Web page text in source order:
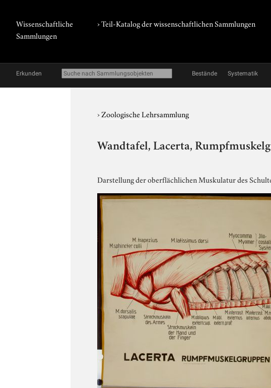
Wissenschaftliche
Sammlungen
› Teil-Katalog der wissenschaftlichen Sammlungen
Erkunden Bestände Systematik
›Zoologische Lehrsammlung
Wandtafel, Lacerta,
Darstellung der oberflächlichen Muskulatur des